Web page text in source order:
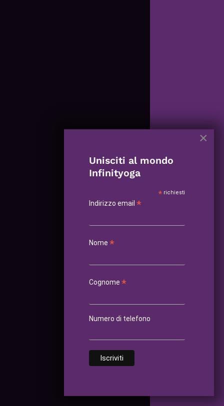
×
Unisciti al mondo
Infinityoga
* richiesti
Indirizzo email *
Nome *
Cognome *
Numero di telefono